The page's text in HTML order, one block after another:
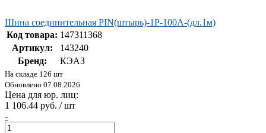
Шина соединительная PIN(штырь)-1Р-100А-(дл.1м)
Код товара: 147311368
Артикул:
143240
Бренд:
КЭАЗ
На складе 126 шт
Обновлено 07.08.2026
Цена для юр. лиц:
1 106.44 руб. / шт
-